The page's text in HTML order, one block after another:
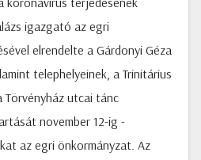
igazgató az egri
elrendelte a Gárdonyi Géza
telephelyeinek, a Trinitárius
Törvényház utcai tánc
november 12-ig -
az egri önkormányzat. Az